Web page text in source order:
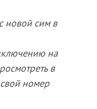
новой сим в
на
в
номер